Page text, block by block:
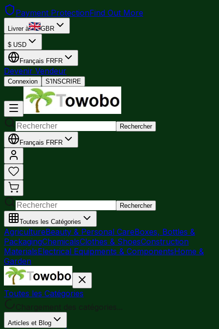
Payment ProtectionFind Out More
Livrer à GBR
$ USD
Français FRFR
Devenir Vendeur
Connexion S'INSCRIRE
Rechercher
Français FRFR
Rechercher
Toutes les Catégories
AgricultureBeauty & Personal CareBoxes, Bottles &
PackagingChemicalsClothes & ShoesConstruction
MaterialsElectrical Equipments & ComponentsHome &
Garden
Toutes les Catégories
Chargement des catégories...
Articles et Blog